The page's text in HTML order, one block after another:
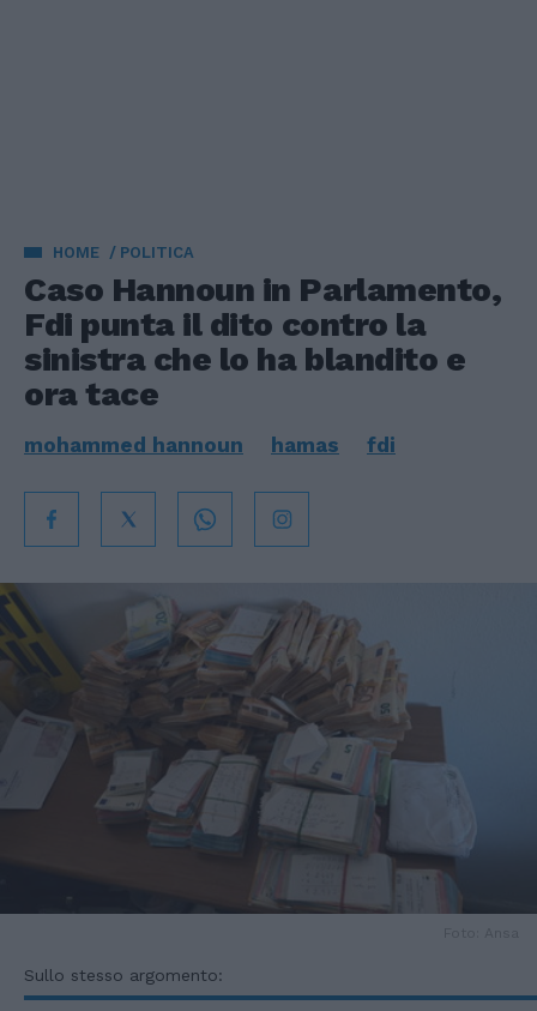
HOME POLITICA
Caso Hannoun in Parlamento,
Fdi punta il dito contro la
sinistra che lo ha blandito e
ora tace
mohammed hannoun hamas fdi
Sullo stesso argomento: